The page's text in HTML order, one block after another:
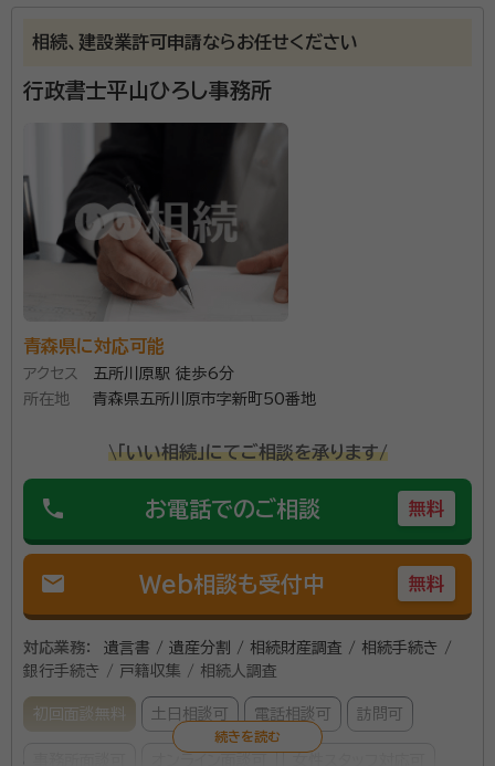
ーとして活動中
遺言の作成支援、相続の手続き、相続の手続や疑問につ
いてお応えしております。 司法書士や税理士など、各専
門家と連携しているため、当事務所を窓口として包括的
にサポートいたします。 単に手続を行うだけではなく、
どうすれば円満で幸せな相続が実現できるかをお客様
と一緒に考えていきます。「困ったときは赤松さん」と思
っていただけるよう、日々努力しております。 お問合せ
は無料ですので、おひとりで悩む前にまずはお問合わせ
資格等：行政書士
所属団体：青森県行政書士会
相続、建設業許可申請ならお任せください
行政書士平山ひろし事務所
青森県に対応可能
アクセス
五所川原駅 徒歩6分
所在地
青森県五所川原市字新町50番地
\「いい相続」にてご相談を承ります/
phone お電話でのご相談 無料
mail Web相談も受付中 無料
対応業務：
遺言書 / 遺産分割 / 相続財産調査 / 相続手続き /
銀行手続き / 戸籍収集 / 相続人調査
初回面談無料 土日相談可 電話相談可 訪問可